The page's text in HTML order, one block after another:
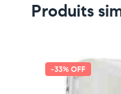
système
Revivifiable
➤ Renforce la
Produits
-33% OFF